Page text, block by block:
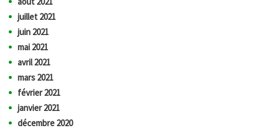
juillet 2021
juin 2021
mai 2021
avril 2021
mars 2021
février 2021
janvier 2021
décembre 2020